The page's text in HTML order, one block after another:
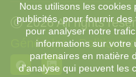
Ⓒ 2026 All rights
Générales-Politique
Nous utilisons les
publicités, pour fournir
pour analyser notre
informations sur votre
partenaires en matière
d'analyse qui peuvent les